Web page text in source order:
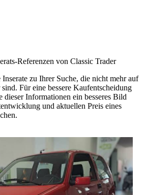
Referenzen von Classic Trader
zu Ihrer Suche, die nicht mehr auf
Für eine bessere Kaufentscheidung
Informationen ein besseres Bild
und aktuellen Preis eines